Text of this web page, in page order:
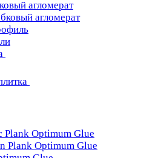
агломерат
агломерат
Plank Optimum Glue
Plank Optimum Glue